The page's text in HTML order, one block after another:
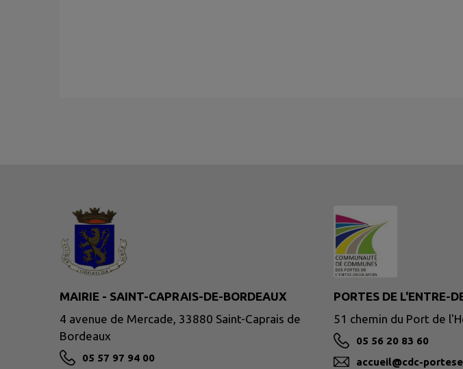
MAIRIE - SAINT-CAPRAIS-DE-BORDEAUX
4 avenue de Mercade, 33880 Saint-Caprais de
Bordeaux
05 57 97 94 00
PORTES DE L'ENTRE-
51 chemin du Port de
05 56 20 83 60
accueil@cdc-